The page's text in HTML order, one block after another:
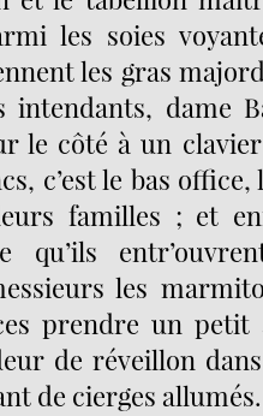
les soies
les gras
intendants, dame
le côté à un
c’est le bas office,
familles ; et
qu’ils
les
prendre un
de réveillon dans
de cierges allumés.